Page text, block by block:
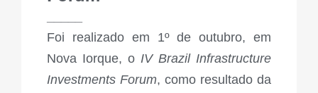
Foi realizado em 1º de outubro, em
Nova Iorque, o IV Brazil Infrastructure
Investments Forum, como resultado da